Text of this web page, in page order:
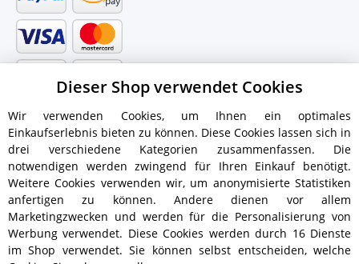
Versandinformationen
Dieser Shop verwendet Cookies
Wir verwenden Cookies, um Ihnen ein optimales
Einkaufserlebnis bieten zu können. Diese Cookies lassen sich in
drei verschiedene Kategorien zusammenfassen. Die
notwendigen werden zwingend für Ihren Einkauf benötigt.
Weitere Cookies verwenden wir, um anonymisierte Statistiken
anfertigen zu können. Andere dienen vor allem
Marketingzwecken und werden für die Personalisierung von
Werbung verwendet. Diese Cookies werden durch 16 Dienste
im Shop verwendet. Sie können selbst entscheiden, welche